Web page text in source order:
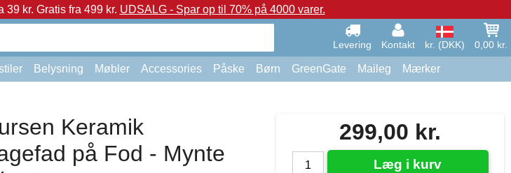
39 kr. Gratis fra 499 kr. UDSALG - Spar op til 70% på 4000 varer.
Levering Kontakt kr. (DKK) 0,00 kr.
Belysning Møbler Accessories Påske Børn GreenGate Maileg Mærker
299,00 kr.
Læg i kurv
Keramik
på Fod - Mynte